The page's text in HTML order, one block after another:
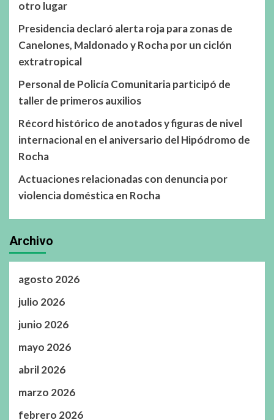
otro lugar
Presidencia declaró alerta roja para zonas de
Canelones, Maldonado y Rocha por un ciclón
extratropical
Personal de Policía Comunitaria participó de
taller de primeros auxilios
Récord histórico de anotados y figuras de nivel
internacional en el aniversario del Hipódromo de
Rocha
Actuaciones relacionadas con denuncia por
violencia doméstica en Rocha
Archivo
agosto 2026
julio 2026
junio 2026
mayo 2026
abril 2026
marzo 2026
febrero 2026